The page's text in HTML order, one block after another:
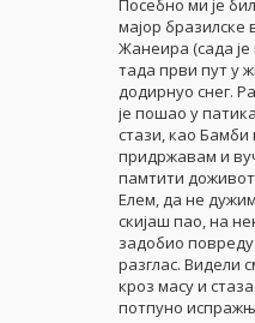
Посебно ми је
мајор бразилске
Жанеира (сада је
тада први пут у
додирнуо снег.
је пошао у
стази, као
придржавам и
памтити
Елем, да не
скијаш пао, на
задобио
разглас. Видели
кроз масу и
потпуно